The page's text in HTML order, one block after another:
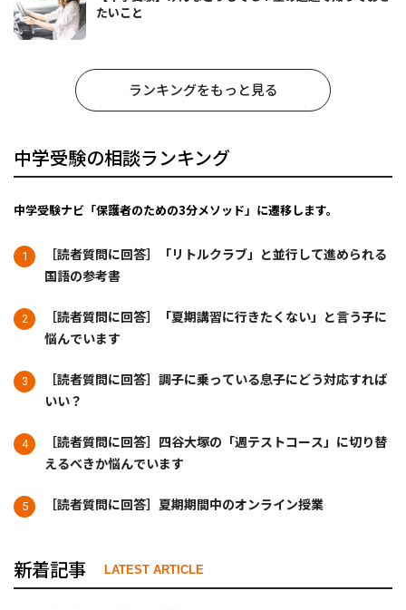
たいこと
ランキングをもっと見る
中学受験の相談ランキング
中学受験ナビ「保護者のための3分メソッド」に遷移します。
［読者質問に回答］「リトルクラブ」と並行して進められる
国語の参考書
［読者質問に回答］「夏期講習に行きたくない」と言う子に
悩んでいます
［読者質問に回答］調子に乗っている息子にどう対応すれば
いい？
［読者質問に回答］四谷大塚の「週テストコース」に切り替
えるべきか悩んでいます
［読者質問に回答］夏期期間中のオンライン授業
新着記事 LATEST ARTICLE